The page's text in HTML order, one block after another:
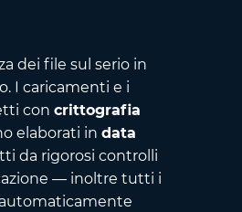
dei file sul serio in
I caricamenti e i
con crittografia
elaborati in data
da rigorosi controlli
— inoltre tutti i